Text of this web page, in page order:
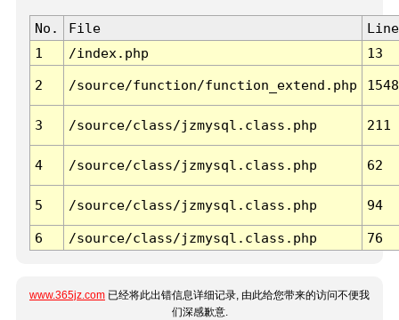
No. File
Line
1
/index.php 13
2 /source/function/function_extend.php 1548
3 /source/class/jzmysql.class.php 211
4 /source/class/jzmysql.class.php 62
5 /source/class/jzmysql.class.php 94
6 /source/class/jzmysql.class.php 76
www.365jz.com 已经将此出错信息详细记录, 由此给您带来的访问不便我
们深感歉意.